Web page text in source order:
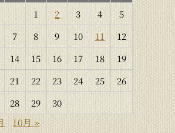
1 2 3 4
5
7 8 9 10 11
12
14 15 16 17 18
19
21 22 23 24 25
26
28 29
30
10月 »